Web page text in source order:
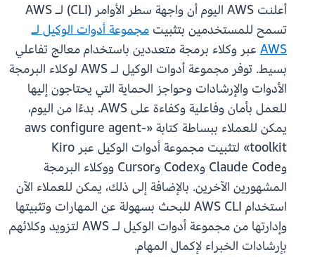
أعلنت AWS اليوم أن واجهة سطر الأوامر (CLI) لـ AWS
تسمح للمستخدمين بتثبيت مجموعة أدوات الوكيل لـ
AWS عبر وكلاء برمجة متعددين باستخدام معالج تفاعلي
بسيط. توفر مجموعة أدوات الوكيل لـ AWS لوكلاء البرمجة
الأدوات والإرشادات وحواجز الحماية التي يحتاجون إليها
للعمل بأمان وفاعلية وكفاءة على AWS. بدءًا من اليوم،
يمكن للعملاء ببساطة كتابة «aws configure agent-
toolkit» لتثبيت مجموعة أدوات الوكيل عبر Kiro
وClaude Code وCodex وCursor ووكلاء البرمجة
المشهورين الآخرين. بالإضافة إلى ذلك، يمكن للعملاء الآن
استخدام AWS CLI للبحث بسهولة عن المهارات وتثبيتها
وإدارتها من مجموعة أدوات الوكيل لـ AWS لتزويد وكلائهم
بإرشادات الخبراء لإكمال المهام.